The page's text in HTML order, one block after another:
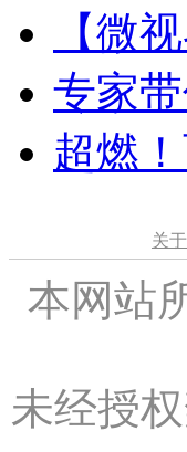
【微
专家
超燃
关
本网站
未经授